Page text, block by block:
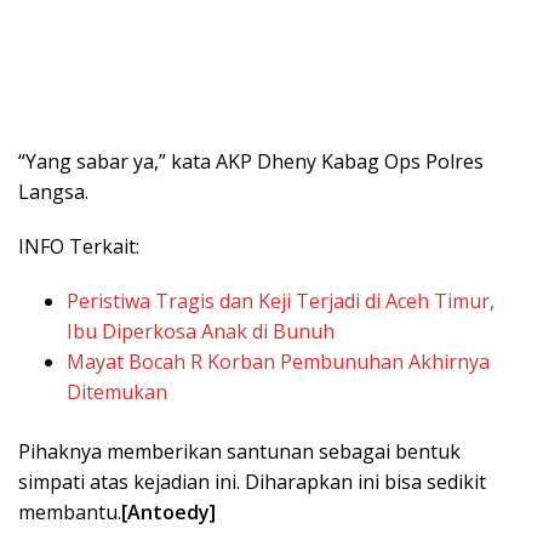
“Yang sabar ya,” kata AKP Dheny Kabag Ops Polres
Langsa.
INFO Terkait:
Peristiwa Tragis dan Keji Terjadi di Aceh Timur,
Ibu Diperkosa Anak di Bunuh
Mayat Bocah R Korban Pembunuhan Akhirnya
Ditemukan
Pihaknya memberikan santunan sebagai bentuk
simpati atas kejadian ini. Diharapkan ini bisa sedikit
membantu.[Antoedy]